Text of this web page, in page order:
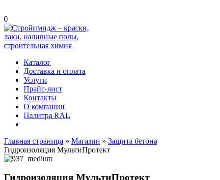
0
Каталог
Доставка и оплата
Услуги
Прайс-лист
Контакты
О компании
Палитра RAL
Главная страница » Магазин » Защита бетона
Гидроизоляция МультиПротект
Гидроизоляция МультиПротект